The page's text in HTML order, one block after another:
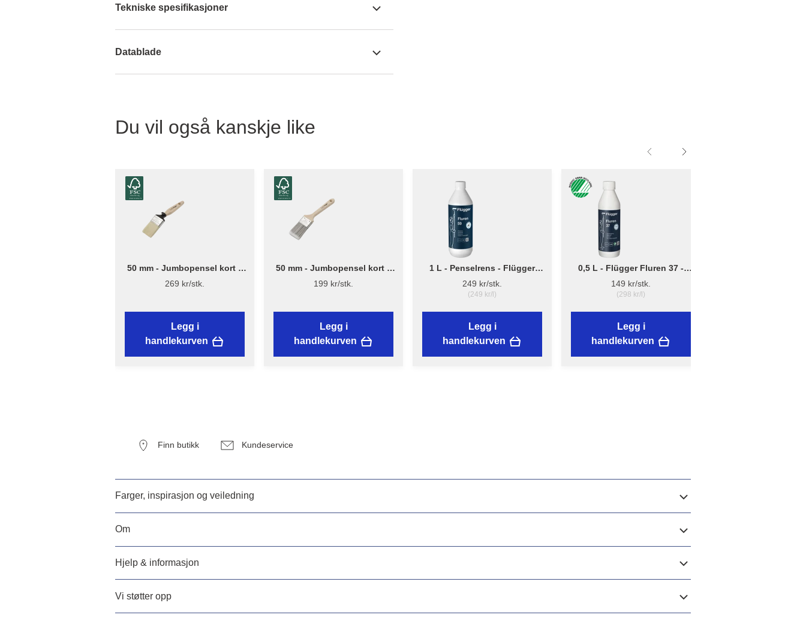
Tekniske spesifikasjoner
Datablade
Du vil også kanskje like
50 mm - Jumbopensel kort –
Flügger Excellence
269 kr/stk.
Legg i
handlekurven
50 mm - Jumbopensel kort –
Flügger Pro Series
199 kr/stk.
Legg i
handlekurven
1 L - Penselrens - Flügger
Fluren 59
249 kr/stk.
(249 kr/l)
Legg i
handlekurven
0,5 L - Flügger Fluren 37 -
Grunnrengjøring
149 kr/stk.
(298 kr/l)
Legg i
handlekurven
Finn butikk Kundeservice
Farger, inspirasjon og veiledning
Om
Hjelp & informasjon
Vi støtter opp